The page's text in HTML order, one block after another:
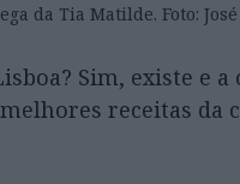
da Tia Matilde. Foto:
Sim, existe e
receitas da